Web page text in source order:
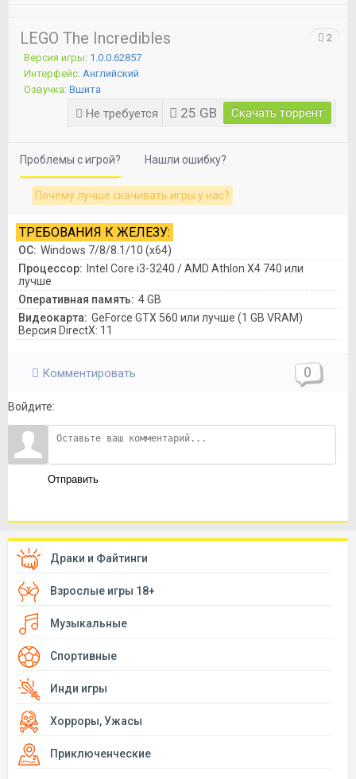
LEGO The Incredibles
Версия игры: 1.0.0.62857
Интерфейс: Английский
Озвучка: Вшита
Не требуется 25 GB Скачать торрент
2
Проблемы с игрой? Нашли ошибку?
Почему лучше скачивать игры у нас?
ТРЕБОВАНИЯ К ЖЕЛЕЗУ:
ОС: Windows 7/8/8.1/10 (x64)
Процессор: Intel Core i3-3240 / AMD Athlon X4 740 или
лучше
Оперативная память: 4 GB
Видеокарта: GeForce GTX 560 или лучше (1 GB VRAM)
Версия DirectX: 11
Комментировать 0
Войдите:
Отправить
Драки и Файтинги
Взрослые игры 18+
Музыкальные
Спортивные
Инди игры
Хорроры, Ужасы
Приключенческие